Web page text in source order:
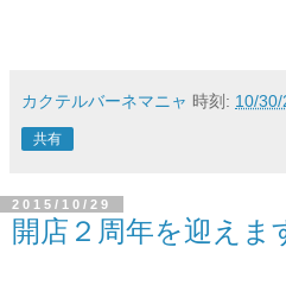
カクテルバーネマニャ 時刻: 10/
共有
2015/10/29
開店２周年を迎えま